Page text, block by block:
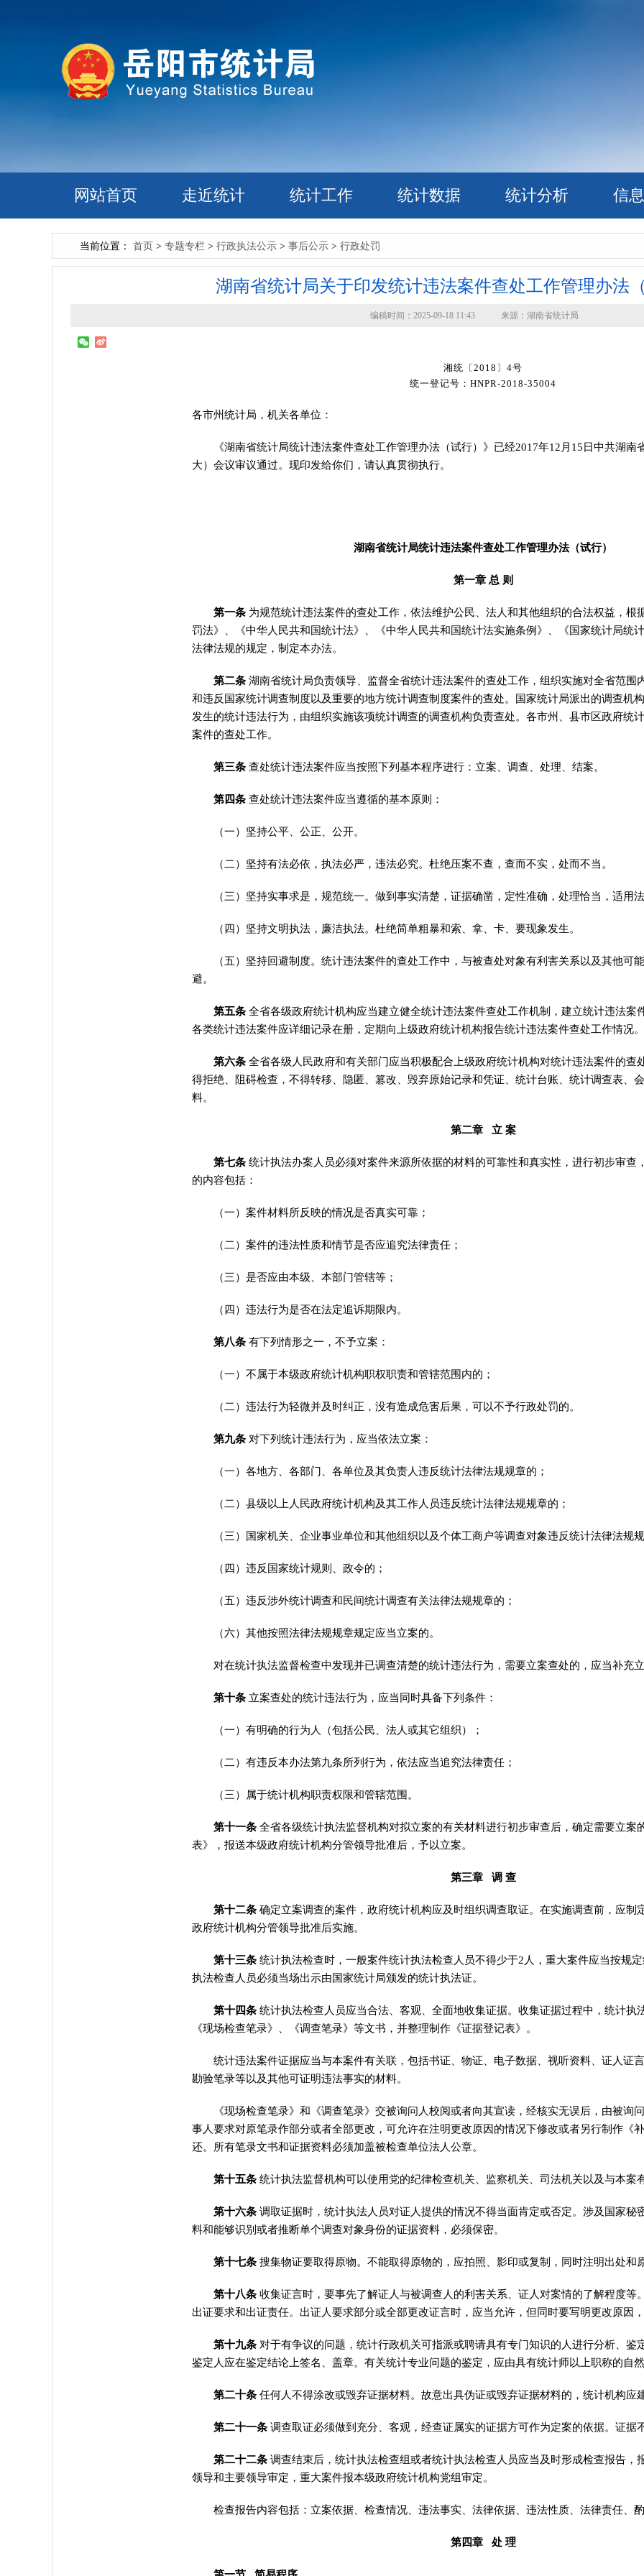
网站首页 走近统计 统计工作 统计数据 统计分析 信
当前位置： 首页 > 专题专栏 > 行政执法公示 > 事后公示 > 行政处罚
湖南省统计局关于印发统计违法案件查处工作管理办法
编稿时间：2025-09-18 11:43 来源：湖南省统计局
湘统〔2018〕4号
统一登记号：HNPR-2018-35004
各市州统计局 ， 机关各单位：
《湖南省统计局统计违法案件查处工作管理办法（试行）》已经2017年12月15日中共湖南
大）会议审议通过。 现印发给你们，请认真贯彻执行。
湖南省统计局统计违法案件查处工作管理办法（试行）
第一章 总 则
第一条 为规范统计违法案件的查处工作 ， 依法维护公民、法人和其他组织的合法权益，根
罚法》、《中华人民共和国统计法》、《中华人民共和国统计法实施条例》、《国家统计局统
法律法规的规定 ， 制定本办法。
第二条 湖南省统计局负责领导、监督全省统计违法案件的查处工作 ， 组织实施对全省范围
和违反国家统计调查制度以及重要的地方统计调查制度案件的查处。国家统计局派出的调查机
发生的统计违法行为 ， 由组织实施该项统计调查的调查机构负责查处。各市州、县市区政府统
案件的查处工作。
第三条 查处统计违法案件应当按照下列基本程序进行：立案、调查、处理、结案。
第四条 查处统计违法案件应当遵循的基本原则：
（一）坚持公平、公正、公开。
（二）坚持有法必依 ， 执法必严，违法必究。 杜绝压案不查，查而不实 ， 处而不当。
（三）坚持实事求是 ， 规范统一。做到事实清楚 ， 证据确凿，定性准确 ， 处理恰当，适用
（四）坚持文明执法 ， 廉洁执法。杜绝简单粗暴和索、拿、卡、要现象发生。
（五）坚持回避制度。 统计违法案件的查处工作中，与被查处对象有利害关系以及其他可
避。
第五条 全省各级政府统计机构应当建立健全统计违法案件查处工作机制 ， 建立统计违法案
各类统计违法案件应详细记录在册 ， 定期向上级政府统计机构报告统计违法案件查处工作情况。
第六条 全省各级人民政府和有关部门应当积极配合上级政府统计机构对统计违法案件的查
得拒绝、阻碍检查，不得转移、隐匿、篡改、毁弃原始记录和凭证、统计台账、统计调查表、
料。
第二章 立 案
第七条 统计执法办案人员必须对案件来源所依据的材料的可靠性和真实性 ， 进行初步审查
的内容包括：
（一）案件材料所反映的情况是否真实可靠 ；
（二）案件的违法性质和情节是否应追究法律责任 ；
（三）是否应由本级、本部门管辖等 ；
（四）违法行为是否在法定追诉期限内。
第八条 有下列情形之一 ， 不予立案：
（一）不属于本级政府统计机构职权职责和管辖范围内的 ；
（二）违法行为轻微并及时纠正 ， 没有造成危害后果，可以不予行政处罚的。
第九条 对下列统计违法行为 ， 应当依法立案：
（一）各地方、各部门、各单位及其负责人违反统计法律法规规章的 ；
（二）县级以上人民政府统计机构及其工作人员违反统计法律法规规章的 ；
（三）国家机关、企业事业单位和其他组织以及个体工商户等调查对象违反统计法律法规
（四）违反国家统计规则、政令的 ；
（五）违反涉外统计调查和民间统计调查有关法律法规规章的 ；
（六）其他按照法律法规规章规定应当立案的。
对在统计执法监督检查中发现并已调查清楚的统计违法行为 ， 需要立案查处的，应当补充
第十条 立案查处的统计违法行为 ， 应当同时具备下列条件：
（一）有明确的行为人（包括公民、法人或其它组织） ；
（二）有违反本办法第九条所列行为 ， 依法应当追究法律责任；
（三）属于统计机构职责权限和管辖范围 。
第十一条 全省各级统计执法监督机构对拟立案的有关材料进行初步审查后 ， 确定需要立案
表》
， 报送本级政府统计机构分管领导批准后，予以立案。
第三章 调 查
第十二条 确定立案调查的案件 ， 政府统计机构应及时组织调查取证。在实施调查前 ， 应制
政府统计机构分管领导批准后实施。
第十三条 统计执法检查时 ， 一般案件统计执法检查人员不得少于2人，重大案件应当按规
执法检查人员必须当场出示由国家统计局颁发的统计执法证。
第十四条 统计执法检查人员应当合法、客观、全面地收集证据。 收集证据过程中，统计执
《现场检查笔录》、《调查笔录》等文书 ， 并整理制作《证据登记表》。
统计违法案件证据应当与本案件有关联 ， 包括书证、物证、电子数据、视听资料、证人证
勘验笔录等以及其他可证明违法事实的材料。
《现场检查笔录》和《调查笔录》交被询问人校阅或者向其宣读 ， 经核实无误后，由被询
事人要求对原笔录作部分或者全部更改，可允许在注明更改原因的情况下修改或者另行制作《
还。所有笔录文书和证据资料必须加盖被检查单位法人公章。
第十五条 统计执法监督机构可以使用党的纪律检查机关、监察机关、司法机关以及与本案
第十六条 调取证据时 ， 统计执法人员对证人提供的情况不得当面肯定或否定。涉及国家秘
料和能够识别或者推断单个调查对象身份的证据资料 ， 必须保密。
第十七条 搜集物证要取得原物。 不能取得原物的，应拍照、影印或复制 ， 同时注明出处和
第十八条 收集证言时 ， 要事先了解证人与被调查人的利害关系、证人对案情的了解程度等
出证要求和出证责任。出证人要求部分或全部更改证言时 ， 应当允许，但同时要写明更改原因 ，
第十九条 对于有争议的问题 ， 统计行政机关可指派或聘请具有专门知识的人进行分析、鉴
鉴定人应在鉴定结论上签名、盖章。有关统计专业问题的鉴定 ， 应由具有统计师以上职称的自
第二十条 任何人不得涂改或毁弃证据材料。 故意出具伪证或毁弃证据材料的，统计机构应
第二十一条 调查取证必须做到充分、客观 ， 经查证属实的证据方可作为定案的依据。证据
第二十二条 调查结束后 ， 统计执法检查组或者统计执法检查人员应当及时形成检查报告，
领导和主要领导审定 ， 重大案件报本级政府统计机构党组审定。
检查报告内容包括：立案依据、检查情况、违法事实、法律依据、违法性质、法律责任、
第四章 处 理